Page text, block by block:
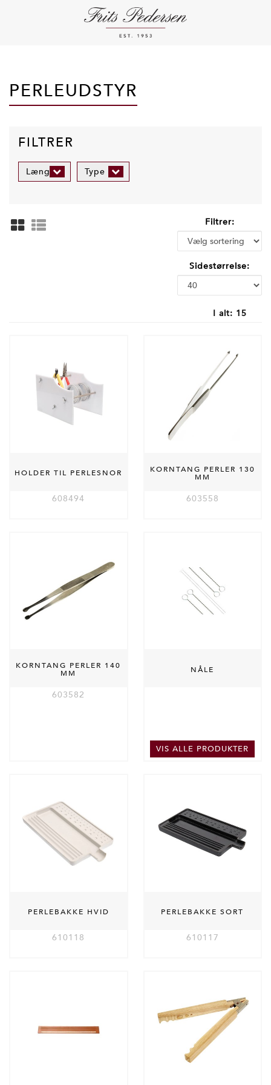
PERLEUDSTYR
FILTRER
Længde Type
Filtrer:
Sidestørrelse:
I alt: 15
HOLDER TIL PERLESNOR
608494
KORNTANG PERLER 130
MM
603558
KORNTANG PERLER 140
MM
603582
NÅLE
VIS ALLE PRODUKTER
PERLEBAKKE HVID
610118
PERLEBAKKE SORT
610117